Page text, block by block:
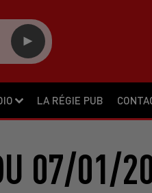
LA RÉGIE PUB
07/01/